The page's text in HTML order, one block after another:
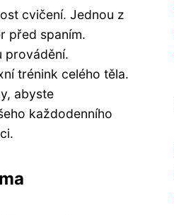
cvičení. Jednou z
před spaním.
provádění.
trénink celého těla.
abyste
každodenního